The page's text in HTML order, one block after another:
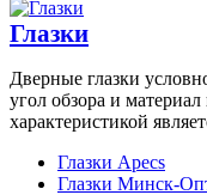
Глазки
Дверные глазки
угол обзора и
характеристикой
Глазки Apecs
Глазки Минск-